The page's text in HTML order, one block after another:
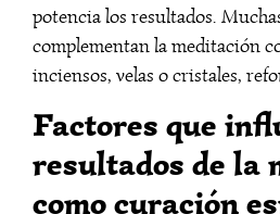
potencia los resultados.
complementan la meditación
inciensos, velas o cristales,
Factores que
resultados de la
como curación